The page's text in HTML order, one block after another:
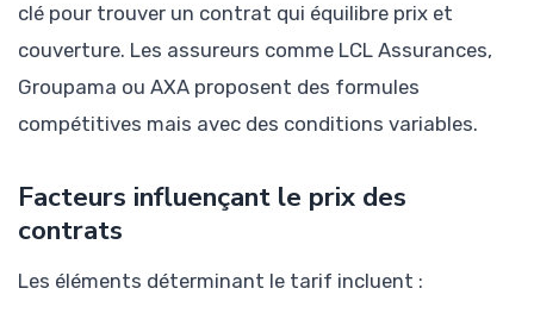
clé pour trouver un contrat qui équilibre prix et
couverture. Les assureurs comme LCL Assurances,
Groupama ou AXA proposent des formules
compétitives mais avec des conditions variables.
Facteurs influençant le prix des
contrats
Les éléments déterminant le tarif incluent :